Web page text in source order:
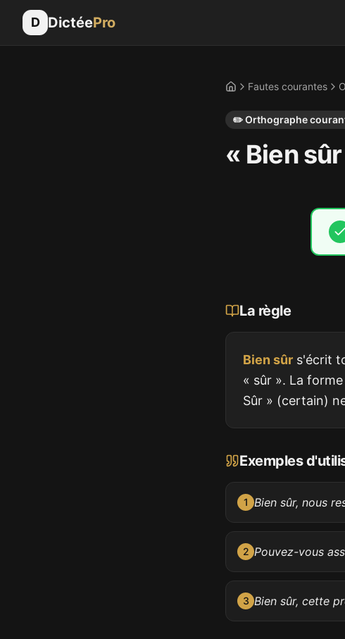
D DictéePro
AccueilFautes courantes
✏️Orthographe
« Bien
La règle
Bien sûr s'écrit
« sûr ». La
Sûr » (certain)
Exemples
1 Bien sûr, nous
2 Pouvez-vous
3 Bien sûr, cette